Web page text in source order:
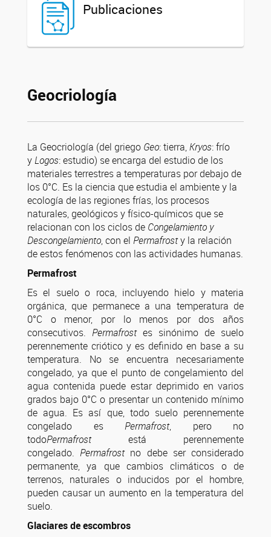
Publicaciones
Geocriología
La Geocriología (del griego Geo: tierra,Kryos: frío
yLogos: estudio) se encarga del estudio de los
materiales terrestres a temperaturas por debajo de
los 0°C. Es la ciencia que estudia el ambiente y la
ecología de las regiones frías, los procesos
naturales, geológicos y físico-químicos que se
relacionan con los ciclos de Congelamiento y
Descongelamiento, con el Permafrosty la relación
de estos fenómenos con las actividades humanas.
Permafrost
Es el suelo o roca, incluyendo hielo y materia
orgánica, que permanece a una temperatura de
0°C o menor, por lo menos por dos años
consecutivos. Permafrostes sinónimo de suelo
perennemente criótico y es definido en base a su
temperatura. No se encuentra necesariamente
congelado, ya que el punto de congelamiento del
agua contenida puede estar deprimido en varios
grados bajo 0°C o presentar un contenido mínimo
de agua. Es así que, todo suelo perennemente
congelado es Permafrost, pero no
todoPermafrostestá perennemente
congelado.Permafrostno debe ser considerado
permanente, ya que cambios climáticos o de
terrenos, naturales o inducidos por el hombre,
pueden causar un aumento en la temperatura del
suelo.
Glaciares de escombros